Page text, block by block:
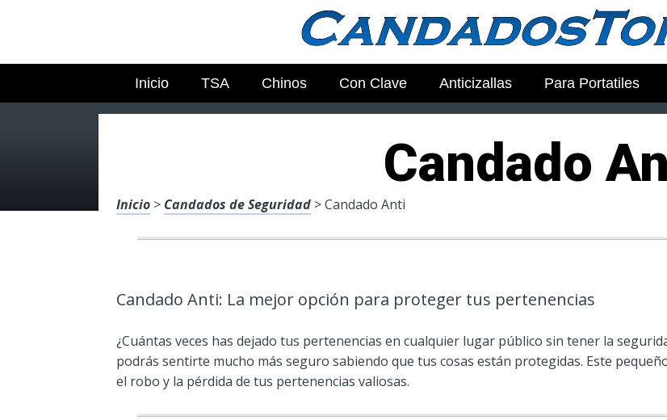
Inicio TSA Chinos Con Clave Anticizallas Para Portatiles
Candado
Inicio > Candados de Seguridad > Candado Anti
Candado Anti: La mejor opción para proteger tus pertenencias
¿Cuántas veces has dejado tus pertenencias en cualquier lugar público sin tener la
podrás sentirte mucho más seguro sabiendo que tus cosas están protegidas. Este
el robo y la pérdida de tus pertenencias valiosas.